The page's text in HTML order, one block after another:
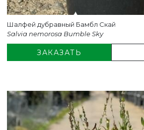
Шалфей дубравный Бамбл Скай
Salvia nemorosa Bumble Sky
ЗАКАЗАТЬ